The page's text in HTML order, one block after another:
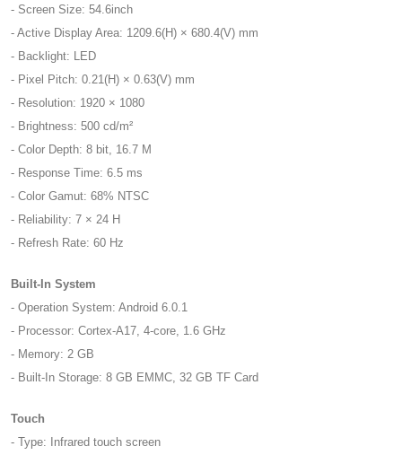
- Screen Size: 54.6inch
- Active Display Area: 1209.6(H) × 680.4(V) mm
- Backlight: LED
- Pixel Pitch: 0.21(H) × 0.63(V) mm
- Resolution: 1920 × 1080
- Brightness: 500 cd/m²
- Color Depth: 8 bit, 16.7 M
- Response Time: 6.5 ms
- Color Gamut: 68% NTSC
- Reliability: 7 × 24 H
- Refresh Rate: 60 Hz
Built-In System
- Operation System: Android 6.0.1
- Processor: Cortex-A17, 4-core, 1.6 GHz
- Memory: 2 GB
- Built-In Storage: 8 GB EMMC, 32 GB TF Card
Touch
- Type: Infrared touch screen